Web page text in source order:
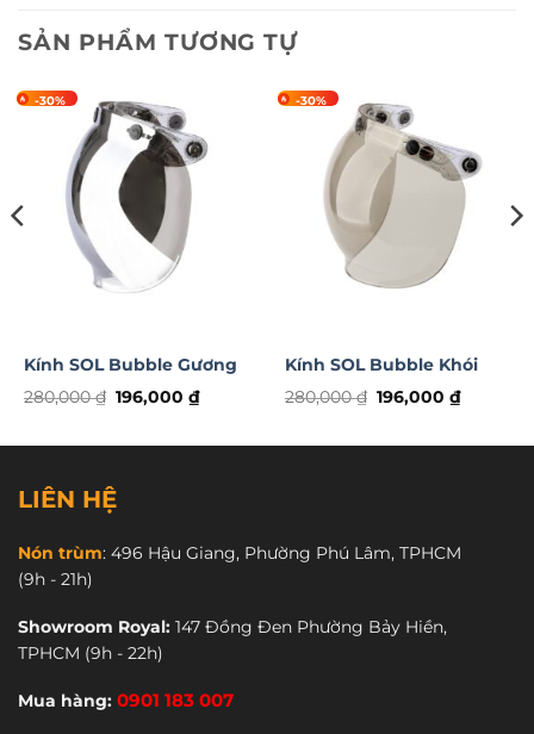
SẢN PHẨM TƯƠNG TỰ
-30%
Kính SOL Bubble Gương
280,000₫ Giá
gốc
280,000 ₫.
196,000₫Giá
là:
-30%
Kính SOL Bubble Khói
280,000₫ Giá
gốc
280,000 ₫.
196,000₫Giá
là:
LIÊN HỆ
Nón trùm: 496 Hậu Giang, Phường Phú Lâm, TPHCM
(9h - 21h)
Showroom Royal: 147 Đồng Đen Phường Bảy Hiền,
TPHCM (9h - 22h)
Mua hàng: 0901 183 007